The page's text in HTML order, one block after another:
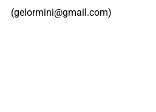
(gelormini@gmail.com)